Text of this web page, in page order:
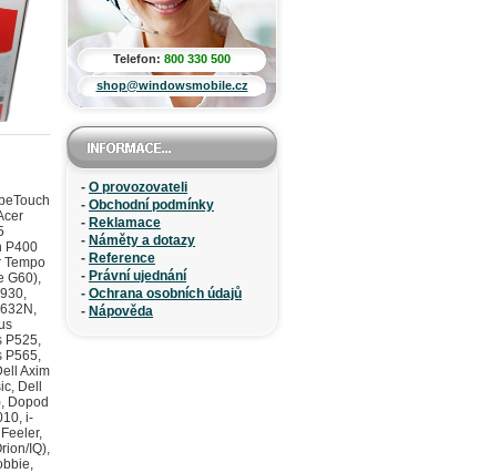
Telefon: 800 330 500
shop@windowsmobile.cz
- O provozovateli
- Obchodní podmínky
- Reklamace
- Náměty a dotazy
- Reference
- Právní ujednání
- Ochrana osobních údajů
- Nápověda
(HTC Photon), HTC HD2 GSM (HTC Leo), HTC HD2 T8585 (HTC Leo 100), HTC HD2 Telstra (HTC Leo), HTC HD7 T9292 16GB, HTC HD7 T9292 8GB / HD3 (T-Mobile HTC HD7), HTC HD7S, HTC HengShan (Dopod T5588), HTC Herald 100 (P4350/P4351, XDA Terra, Dopod C800/C858), HTC Hermes 100 (O2 XDA Trion, Qtek 9600, Dopod 838 Pro, i-mate JasJam, Orange SPV M3100, Cingular 8525,, HTC Hermes 300 (MDA Vario II), HTC Himalaya (Qtek 2020/2060, O2 XDA II, T-Mobile MDA II, Dopod 696/696i, Orange SPV M1000), HTC Hurricane (HTC Robbie, Qtek 8200, SDA II, Dopod 566/586, SPV C550), HTC Iris 100 (S640), HTC Kaiser 100 (AT&T Tilt 8925), HTC Kaiser 110 (AT&T Tilt 8900), HTC Kaiser 140, HTC Kii 100 (Phoebus/S520, T-Mobile Shadow), HTC Libra 100 (